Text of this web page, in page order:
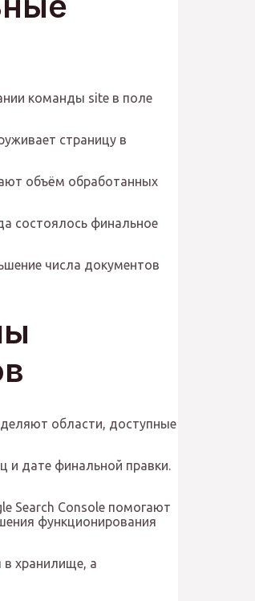
команды site в поле
страницу в
объём обработанных
состоялось финальное
числа документов
области, доступные
и дате финальной правки.
Search Console помогают
функционирования
в хранилище, а